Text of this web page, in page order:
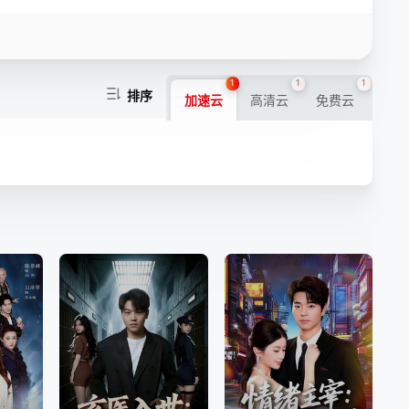
排序 加速云
1
高清云
1
免费云
1